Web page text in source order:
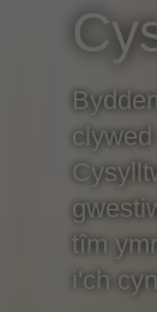
tîm
i'ch